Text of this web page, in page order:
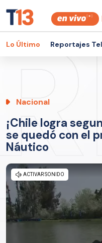
Lo Último Reportajes
Nacional
¡Chile logra
se quedó con el
Náutico